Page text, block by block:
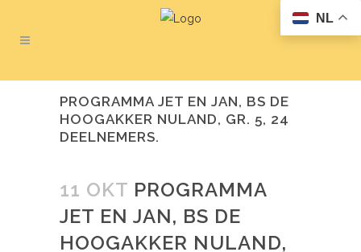
PROGRAMMA JET EN JAN, BS DE
HOOGAKKER NULAND, GR. 5, 24
DEELNEMERS.
11 OKT PROGRAMMA
JET EN JAN, BS DE
HOOGAKKER NULAND,
NL